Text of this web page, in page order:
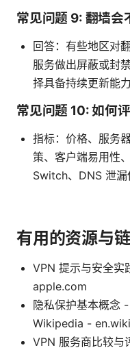
常见问题 9: 翻墙会
回答：有些地区对
服务做出屏蔽或封
择具备持续更新能
常见问题 10: 如何
指标：价格、服务
策、客户端易用性
Switch、DNS 泄漏
有用的资源与
VPN 提示与安全
apple.com
隐私保护基本概
Wikipedia -
VPN 服务商比较与